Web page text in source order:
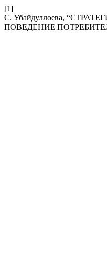
[1]
С. Убайдуллоева,
ПОВЕДЕНИЕ